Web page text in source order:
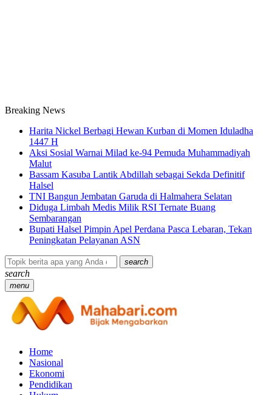
Breaking News
Harita Nickel Berbagi Hewan Kurban di Momen Iduladha
1447 H
Aksi Sosial Warnai Milad ke-94 Pemuda Muhammadiyah
Malut
Bassam Kasuba Lantik Abdillah sebagai Sekda Definitif
Halsel
TNI Bangun Jembatan Garuda di Halmahera Selatan
Diduga Limbah Medis Milik RSI Ternate Buang
Sembarangan
Bupati Halsel Pimpin Apel Perdana Pasca Lebaran, Tekan
Peningkatan Pelayanan ASN
search
search
menu
Home
Nasional
Ekonomi
Pendidikan